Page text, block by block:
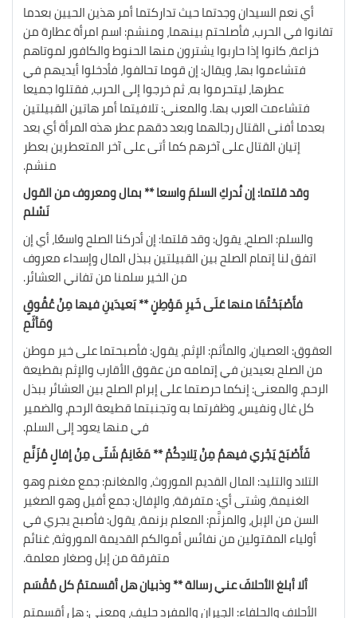
أي نعم السيدان وجدتما حيث تداركتما أمر هذين الحيين بعدما
تفانوا في الحرب، فأصلحتم بينهما، ومنشم: اسم امرأة عطارة من
خزاعة، كانوا إذا حاربوا يشترون منها الحنوط والكافور لموتاهم
فتشاءموا بها، ويقال: إن قوما تحالفوا، فأدخلوا أيديهم في
عطرها، ليتحرموا به، ثم خرجوا إلى الحرب، فقتلوا جميعا
فتشاءمت العرب بها. والمعنى: تلافيتما أمر هاتين القبيلتين
بعدما أفنى القتال رجالهما وبعد دقهم عطر هذه المرأة أي بعد
إتيان القتال على آخرهم كما أتى على آخر المتعطرين بعطر
منشم.
وقد قلتما: إن نُدركِ السلمَ واسعا ** بمال ومعروف من القول
نَسْلم
والسلم: الصلح، يقول: وقد قلتما: إن أدركنا الصلح واسعًا، أي إن
اتفق لنا إتمام الصلح بين القبيلتين ببذل المال وإسداء معروف
من الخير سلمنا من تفاني العشائر.
فأَصْبَحْتُمَا منها عَلَى خَيرِ مَوْطِنٍ ** بَعيدَينِ فيها مِنْ عُقُوقٍ
وَمَأثَمِ
العقوق: العصيان، والمأثم: الإثم، يقول: فأصبحتما على خير موطن
من الصلح بعيدين في إتمامه من عقوق الأقارب والإثم بقطيعة
الرحم، والمعنى: إنكما حرصتما على إبرام الصلح بين العشائر ببذل
كل غال ونفيس، وظفرتما به وتجنبتما قطيعة الرحم، والضمير
في منها يعود إلى السلم.
فَأَصْبَحَ يَجْري فيهمُ مِنْ تِلادِكُمْ ** مَغَانِمُ شَتّى مِنْ إفالٍ مُزَنَّمِ
التلاد والتليد: المال القديم الموروث، والمغانم: جمع مغنم وهو
الغنيمة، وشتى أي: متفرقة، والإفال: جمع أفيل وهو الصغير
السن من الإبل، والمزنَّم: المعلم بزنمة، يقول: فأصبح يجري في
أولياء المقتولين من نفائس أموالكم القديمة الموروثة، غنائم
متفرقة من إبل وصغار معلمة.
ألا أبلغ الأحلافَ عني رسالة ** وذبيان هل أقسمتمُ كل مُقْسَم
الأحلاف والحلفاء: الجيران والمفرد حليف، ومعنى: هل أقسمتم